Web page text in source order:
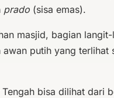
prado (sisa emas).
masjid, bagian
putih yang terlihat
bisa dilihat dari